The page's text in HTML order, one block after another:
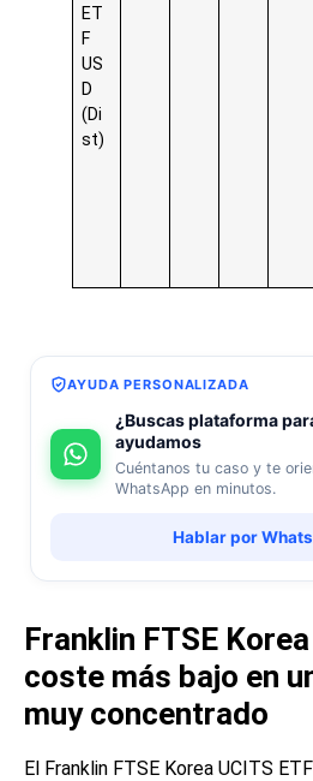
ET
F
US
D
(Di
st)
AYUDA PERSONALIZADA
¿Buscas plataforma
ayudamos
Cuéntanos tu caso y te
WhatsApp en minutos.
Hablar por
Franklin FTSE
coste más bajo en
muy concentrado
El Franklin FTSE Korea UCITS